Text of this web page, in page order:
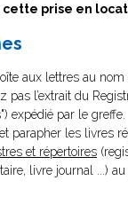
prise en
aux lettres au nom
pas l’extrait du
expédié par le greffe.
parapher les livres
et répertoires
livre journal ...)